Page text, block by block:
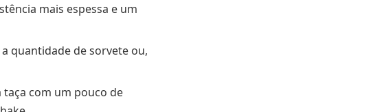
mais espessa e um
quantidade de sorvete ou,
com um pouco de